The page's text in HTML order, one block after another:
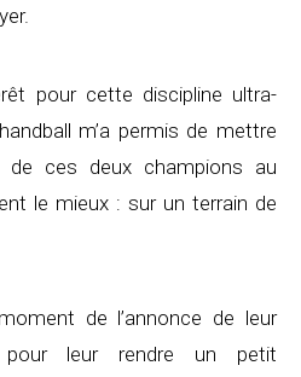
pour cette discipline ultra-
m’a permis de mettre
ces deux champions au
le mieux : sur un terrain de
de l’annonce de leur
pour leur rendre un petit